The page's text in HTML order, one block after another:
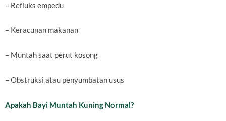
– Refluks empedu
– Keracunan makanan
– Muntah saat perut kosong
– Obstruksi atau penyumbatan usus
Apakah Bayi Muntah Kuning Normal?